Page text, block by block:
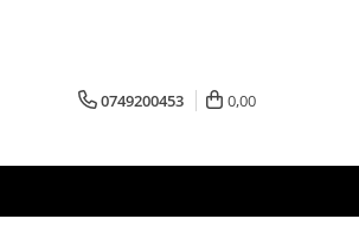
0749200453 0,00